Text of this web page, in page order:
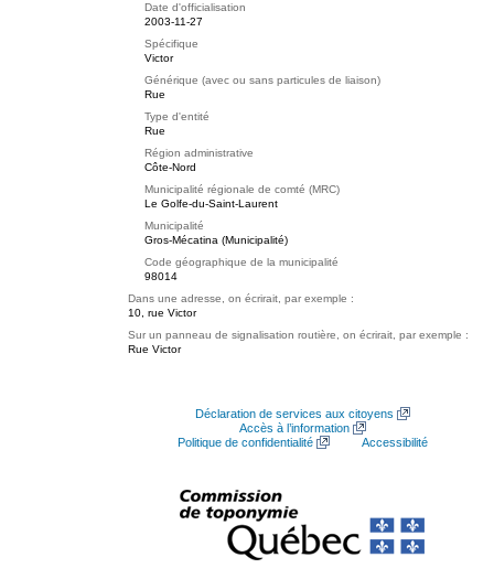
Date d'officialisation
2003-11-27
Spécifique
Victor
Générique (avec ou sans particules de liaison)
Rue
Type d'entité
Rue
Région administrative
Côte-Nord
Municipalité régionale de comté (MRC)
Le Golfe-du-Saint-Laurent
Municipalité
Gros-Mécatina (Municipalité)
Code géographique de la municipalité
98014
Dans une adresse, on écrirait, par exemple :
10, rue Victor
Sur un panneau de signalisation routière, on écrirait, par exemple :
Rue Victor
Déclaration de services aux citoyens
Accès à l’information
Politique de confidentialité
Accessibilité